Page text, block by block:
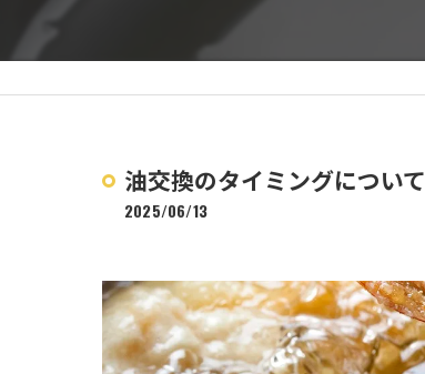
油交換のタイミングについて
2025/06/13